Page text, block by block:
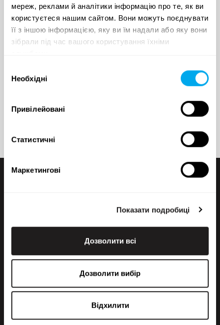
мереж, реклами й аналітики інформацію про те, як ви
користуєтеся нашим сайтом. Вони можуть поєднувати
її з іншою інформацією, яку ви їм надали або яку вони
зібрали під час вашого користування їхніми
згоди
Необхідні
Привілейовані
Статистичні
Маркетингові
Показати подробиці
Дозволити всі
Дозволити вибір
Відхилити
Maan parhaita konetarjouksia
suoraan sähköpostiisi
Lomake on suojattu roskapostin estämiseksi Googlen reCAPTCHA-
käyttöehdot.
Lähettämällä viestin hyväksyn henkilötietojeni käsittelyn
+358 200 70070
Офіс